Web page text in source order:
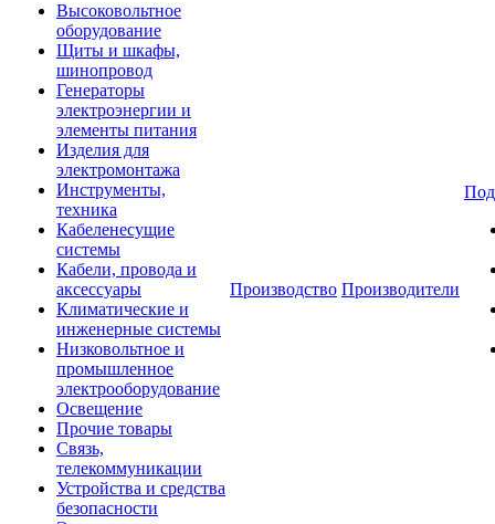
Высоковольтное
оборудование
Щиты и шкафы,
шинопровод
Генераторы
электроэнергии и
элементы питания
Изделия для
электромонтажа
Инструменты,
техника
Кабеленесущие
системы
Кабели, провода и
аксессуары
Климатические и
инженерные системы
Низковольтное и
промышленное
электрооборудование
Освещение
Прочие товары
Связь,
телекоммуникации
Устройства и средства
безопасности
Производство Производители